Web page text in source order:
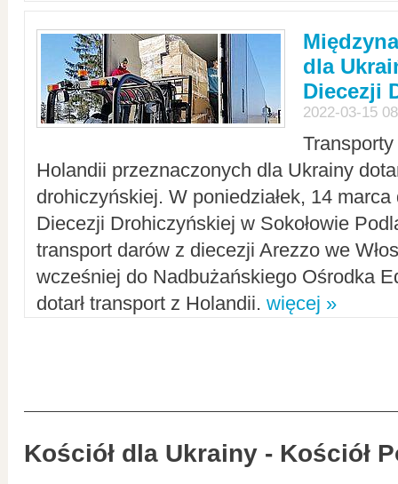
dla
Diecezji
2022-03-15
Holandii przeznaczonych dla Ukrainy
drohiczyńskiej. W poniedziałek, 14
Diecezji Drohiczyńskiej w Sokołowie
transport darów z diecezji Arezzo we
wcześniej do Nadbużańskiego Ośrodka
dotarł transport z Holandii. więcej »
Kościół dla Ukrainy - Kościół